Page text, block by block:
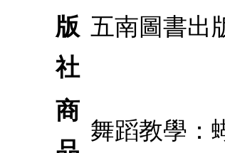
版
社
五南圖書出
商
舞蹈教學：